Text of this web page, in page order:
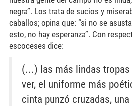
negra”. Los trata de sucios y
caballos; opina que: “si no se
esto, no hay esperanza”. Con
escoceses dice:
(...) las más lindas tropas
ver, el uniforme más
cinta punzó cruzadas,